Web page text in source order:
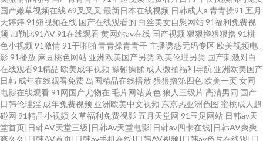
国产嫩草视频在线69叉叉叉 最新日本在线视频 日韩成人a 青青操91 五月
天婷婷 91短视频在线 国产在线观看的 白丝美女自慰网站 91福利免费视
频 加勒比91AV 91在线观看黄网站av在线 国产视频 狠狠擼狠狠擼 91桃
色小视频 91激情 91干啪啪 青青操青青干 主播诱惑无码专区 欧美视频电
影 91播放 麻豆桃色网站 亚洲欧美国产另类 欧美伦理另类 国产刺激对白
在线观看91精品 欧美成年视频 操碰操揉 成人微拍福利导航 亚洲欧美国产
日韩 成年在线观看免费 岛国精品在线播放狠狠撸第四色 欧美一页女同
电影在线观看 91网国产尤物在 毛片网站黄色狼人三级片 高清男同 国产
日韩伦理淫 成年免费视频 亚洲欧美中文视频 东京热亚洲色图 蜜桃成人超
碰网 91精品小视频 久草福利免费视影 五月天堂网 91玉足网站 日韩av天
堂首页|日韩AV天堂三级|日韩Av天堂电影|日韩av四卡在线|日韩AV爽爽
爽久久|日韩AV首页|日韩av手机在线|日韩AV视频|日韩av色片在线观|日